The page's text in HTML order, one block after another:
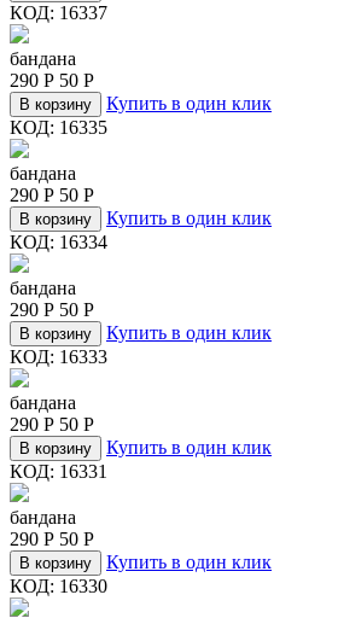
КОД: 16337
бандана
290 Р 50 Р
В корзину
Купить в один клик
КОД: 16335
бандана
290 Р 50 Р
В корзину
Купить в один клик
КОД: 16334
бандана
290 Р 50 Р
В корзину
Купить в один клик
КОД: 16333
бандана
290 Р 50 Р
В корзину
Купить в один клик
КОД: 16331
бандана
290 Р 50 Р
В корзину
Купить в один клик
КОД: 16330